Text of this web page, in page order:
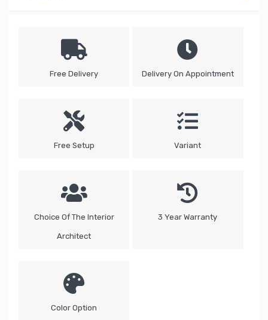
Free Delivery Delivery On Appointment
Free Setup Variant
Choice Of The Interior
Architect
3 Year Warranty
Color Option